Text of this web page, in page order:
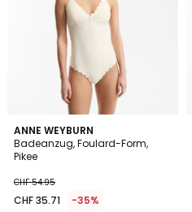
ANNE WEYBURN
Badeanzug, Foulard-Form,
Pikee
35.71
statt
CHF 54.95
CHF 35.71 -35%
4
/
5